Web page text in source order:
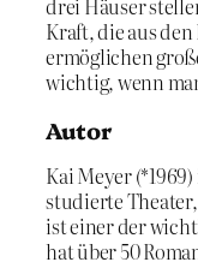
drei Häuser
Kraft, die aus
ermöglichen
wichtig, wenn
Autor
Kai Meyer
studierte
ist einer der
hat über 50